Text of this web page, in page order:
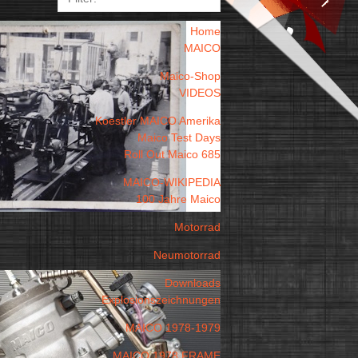
Home
MAICO
Maico-Shop
VIDEOS
Koestler MAICO Amerika
Maico Test Days
Roll Out Maico 685
MAICO-WIKIPEDIA
100 Jahre Maico
Motorrad
Neumotorrad
Downloads
Explosionszeichnungen
MAICO 1978-1979